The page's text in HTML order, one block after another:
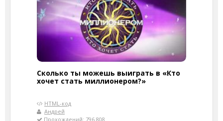
Сколько ты можешь выиграть в «Кто
хочет стать миллионером?»
HTML-код
Андрей
Прохождений: 796 808